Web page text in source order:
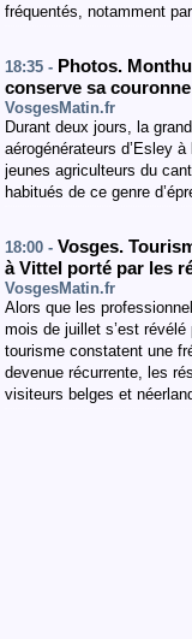
fréquentés, notamment
18:35 - Photos.
conserve sa
VosgesMatin.fr
Durant deux jours, la
aérogénérateurs d’Esley
jeunes agriculteurs du
habitués de ce genre
18:00 - Vosges.
à Vittel porté par les
VosgesMatin.fr
Alors que les
mois de juillet s’est
tourisme constatent une
devenue récurrente, les
visiteurs belges et